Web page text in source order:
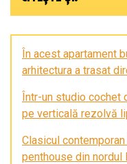
În acest apartament
arhitectura a trasat
Într-un studio cochet
pe verticală rezolvă
Clasicul
penthouse din nordul